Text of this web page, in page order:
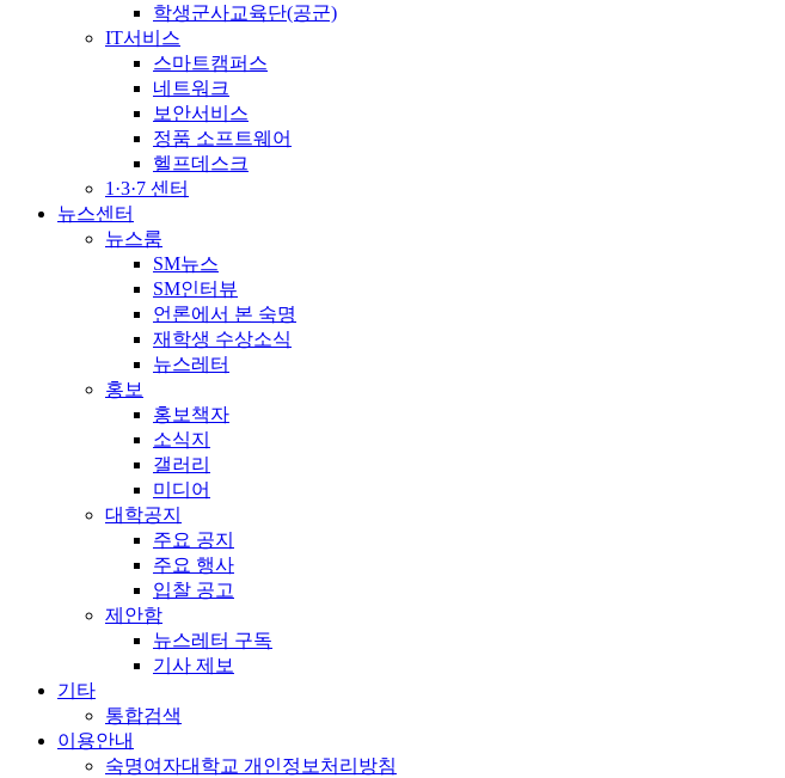
학생군사교육단(공군)
IT서비스
스마트캠퍼스
네트워크
보안서비스
정품 소프트웨어
헬프데스크
1·3·7 센터
뉴스센터
뉴스룸
SM뉴스
SM인터뷰
언론에서 본 숙명
재학생 수상소식
뉴스레터
홍보
홍보책자
소식지
갤러리
미디어
대학공지
주요 공지
주요 행사
입찰 공고
제안함
뉴스레터 구독
기사 제보
기타
통합검색
이용안내
숙명여자대학교 개인정보처리방침